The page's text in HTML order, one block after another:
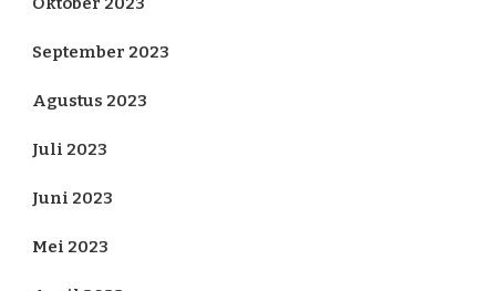
September 2023
Agustus 2023
Juli 2023
Juni 2023
Mei 2023